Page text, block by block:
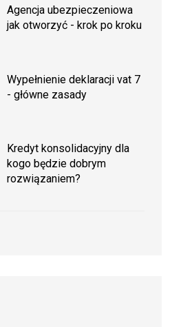
Agencja ubezpieczeniowa
jak otworzyć - krok po kroku
Wypełnienie deklaracji vat 7
- główne zasady
Kredyt konsolidacyjny dla
kogo będzie dobrym
rozwiązaniem?